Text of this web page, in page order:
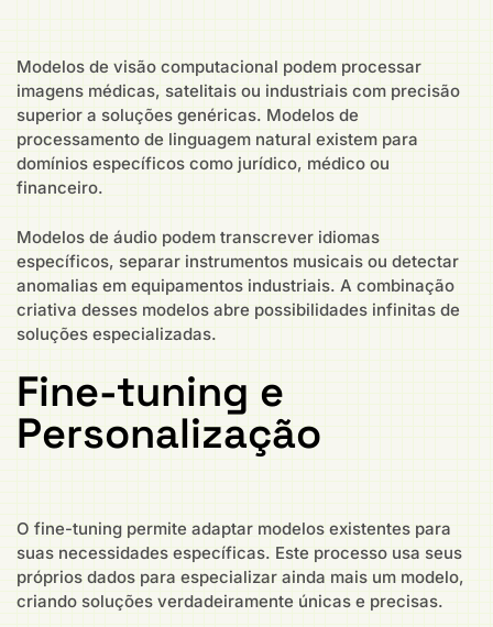
Modelos de visão computacional podem processar
imagens médicas, satelitais ou industriais com precisão
superior a soluções genéricas. Modelos de
processamento de linguagem natural existem para
domínios específicos como jurídico, médico ou
financeiro.
Modelos de áudio podem transcrever idiomas
específicos, separar instrumentos musicais ou detectar
anomalias em equipamentos industriais. A combinação
criativa desses modelos abre possibilidades infinitas de
soluções especializadas.
Fine-tuning e
Personalização
O fine-tuning permite adaptar modelos existentes para
suas necessidades específicas. Este processo usa seus
próprios dados para especializar ainda mais um modelo,
criando soluções verdadeiramente únicas e precisas.